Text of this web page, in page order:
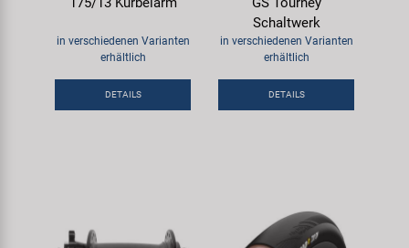
in verschiedenen Varianten
erhältlich
DETAILS
Schaltwerk
in verschiedenen Varianten
erhältlich
DETAILS